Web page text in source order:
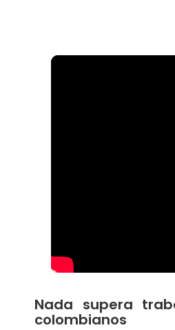
Nada supera
colombianos